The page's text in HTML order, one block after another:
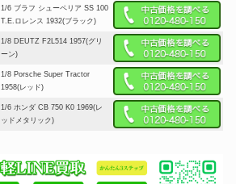
1/6 ブラフ シューペリア SS 100
T.E.ロレンス 1932(ブラック)
1/8 DEUTZ F2L514 1957(グリ
ーン)
1/8 Porsche Super Tractor
1958(レッド)
1/6 ホンダ CB 750 K0 1969(レ
ッドメタリック)